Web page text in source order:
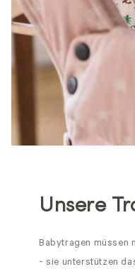
Unsere
Babytragen müssen
- sie unterstützen